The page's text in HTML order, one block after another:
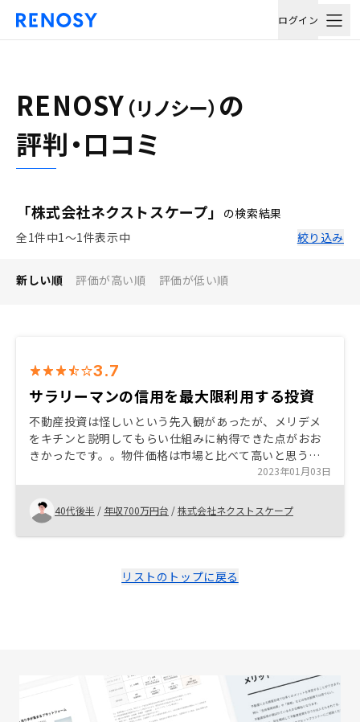
ログイン
RENOSY （リノシー） の
評判・口コミ
「株式会社ネクストスケープ」
の検索結果
全1件中1〜1件表示中
絞り込み
新しい順 評価が高い順 評価が低い順
3.7
サラリーマンの信用を最大限利用する投資
不動産投資は怪しいという先入観があったが、メリデメ
をキチンと説明してもらい仕組みに納得できた点がおお
きかったです。。物件価格は市場と比べて高いと思うの
でネオやワイドといったプランのメリットで契約した感
があります。 物件価格に乗せる利益をもう少し抑えてほ
しい
2023年01月03日
40代後半 / 年収700万円台 /株式会社ネクストスケープ
リストのトップに戻る